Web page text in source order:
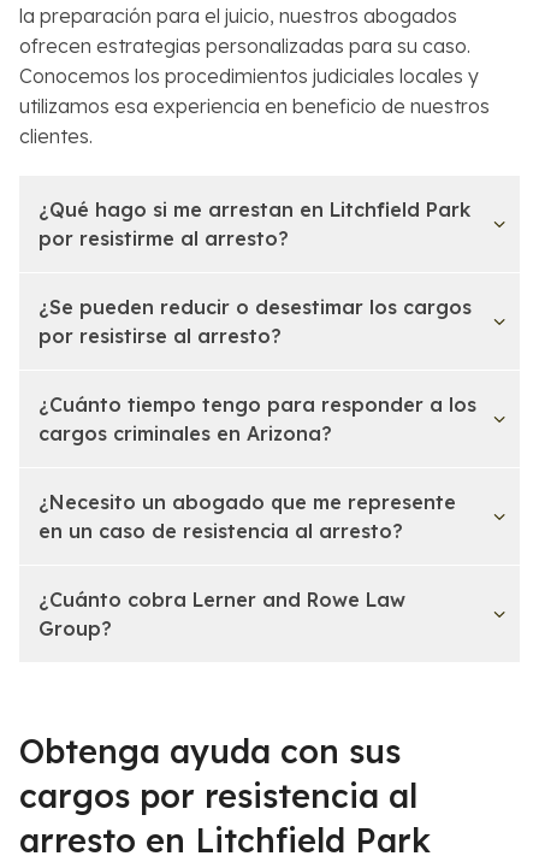
la preparación para el juicio, nuestros abogados
ofrecen estrategias personalizadas para su caso.
Conocemos los procedimientos judiciales locales y
utilizamos esa experiencia en beneficio de nuestros
clientes.
¿Qué hago si me arrestan en Litchfield Park
por resistirme al arresto?
¿Se pueden reducir o desestimar los cargos
por resistirse al arresto?
¿Cuánto tiempo tengo para responder a los
cargos criminales en Arizona?
¿Necesito un abogado que me represente
en un caso de resistencia al arresto?
¿Cuánto cobra Lerner and Rowe Law
Group?
Obtenga ayuda con sus
cargos por resistencia al
arresto en Litchfield Park